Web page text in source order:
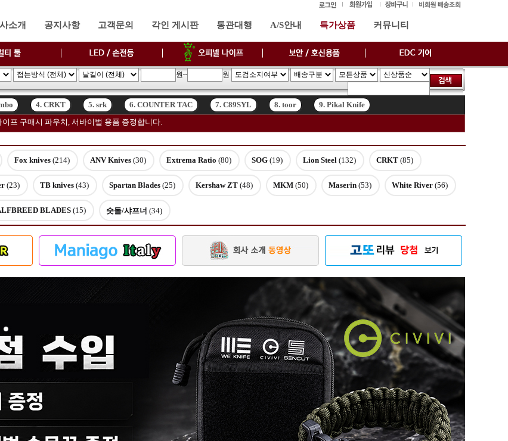
소개 공지사항 고객문의 각인 게시판 통관대행 A/S안내 특가상품 커뮤니티
원~ 원
4. CRKT 5. srk 6. COUNTER TAC 7. C89SYL 8. toor
9. Pikal Knife
4. CRKT 5. srk 6. COUNTER TAC
프 구매시 파우치, 서바이벌 용품 증정합니다.
Fox knives (214) ANV Knives (30) Extrema Ratio (80) SOG (19) Lion Steel (132) CRKT (85)
(23) TB knives (43) Spartan Blades (25) Kershaw ZT (48) MKM (50) Maserin (53) White River (56)
BLADES(15) 숫돌/샤프너 (34)